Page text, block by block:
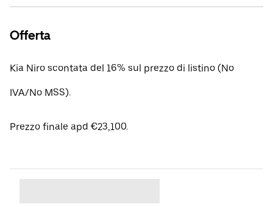
Offerta
Kia Niro scontata del 16% sul prezzo di listino (No
IVA/No MSS).
Prezzo finale apd €23,100.